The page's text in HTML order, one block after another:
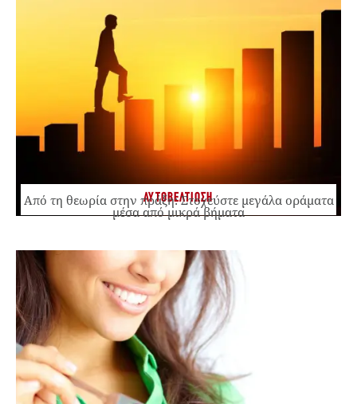
ΑΥΤΟΒΕΛΤΙΩΣΗ
Από τη θεωρία στην πράξη: Στοχεύστε μεγάλα οράματα
μέσα από μικρά βήματα